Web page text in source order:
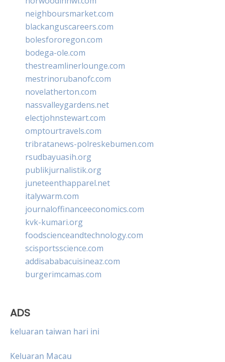
neighboursmarket.com
blackanguscareers.com
bolesfororegon.com
bodega-ole.com
thestreamlinerlounge.com
mestrinorubanofc.com
novelatherton.com
nassvalleygardens.net
electjohnstewart.com
omptourtravels.com
tribratanews-polreskebumen.com
rsudbayuasih.org
publikjurnalistik.org
juneteenthapparel.net
italywarm.com
journaloffinanceeconomics.com
kvk-kumari.org
foodscienceandtechnology.com
scisportsscience.com
addisababacuisineaz.com
burgerimcamas.com
ADS
keluaran taiwan hari ini
Keluaran Macau